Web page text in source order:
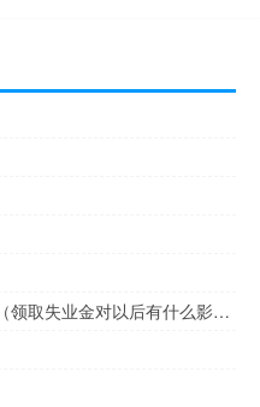
领取失业金对以后有什么影响吗（领取失业金对以后有什么影响）